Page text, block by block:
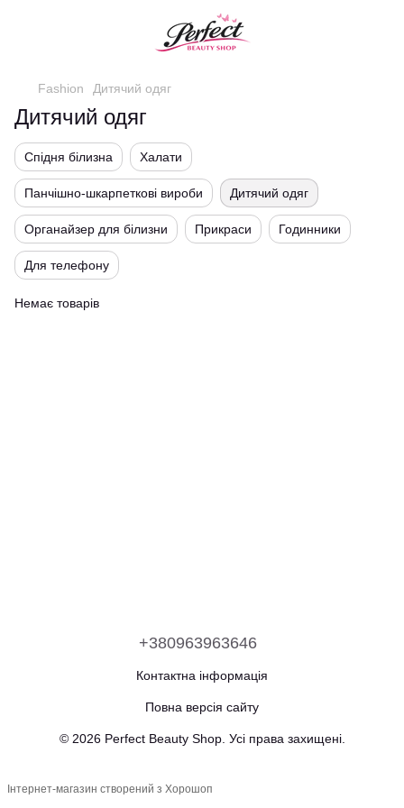
Fashion Дитячий одяг
Дитячий одяг
Спідня білизна Халати
Панчішно-шкарпеткові вироби Дитячий одяг
Органайзер для білизни Прикраси Годинники
Для телефону
Немає товарів
+380963963646
Контактна інформація
Повна версія сайту
© 2026 Perfect Beauty Shop. Усі права захищені.
Інтернет-магазин створений з Хорошоп